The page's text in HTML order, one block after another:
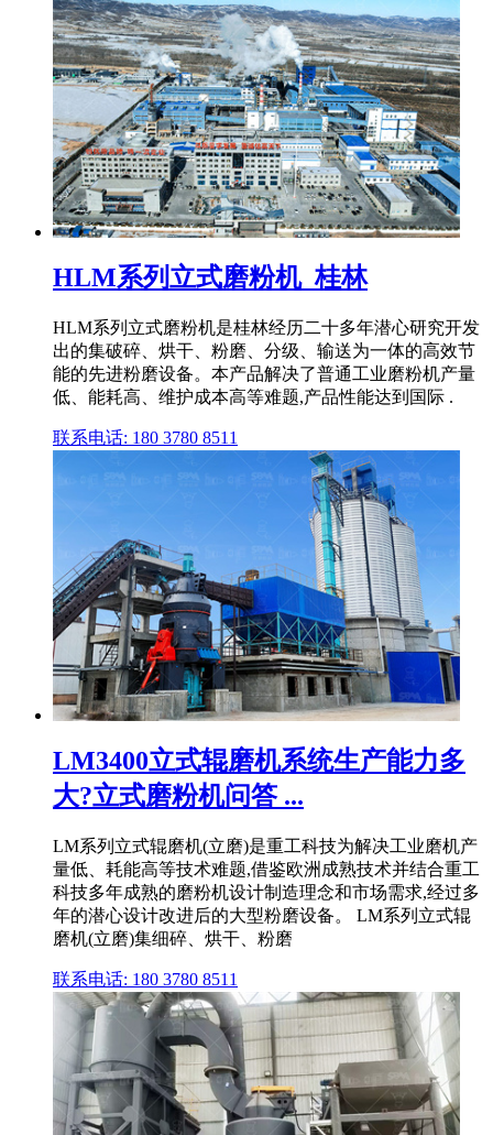
HLM系列立式磨粉机_桂林
HLM系列立式磨粉机是桂林经历二十多年潜心研究开发
出的集破碎、烘干、粉磨、分级、输送为一体的高效节
能的先进粉磨设备。本产品解决了普通工业磨粉机产量
低、能耗高、维护成本高等难题,产品性能达到国际 .
联系电话: 180 3780 8511
LM3400立式辊磨机系统生产能力多
大?立式磨粉机问答 ...
LM系列立式辊磨机(立磨)是重工科技为解决工业磨机产
量低、耗能高等技术难题,借鉴欧洲成熟技术并结合重工
科技多年成熟的磨粉机设计制造理念和市场需求,经过多
年的潜心设计改进后的大型粉磨设备。 LM系列立式辊
磨机(立磨)集细碎、烘干、粉磨
联系电话: 180 3780 8511